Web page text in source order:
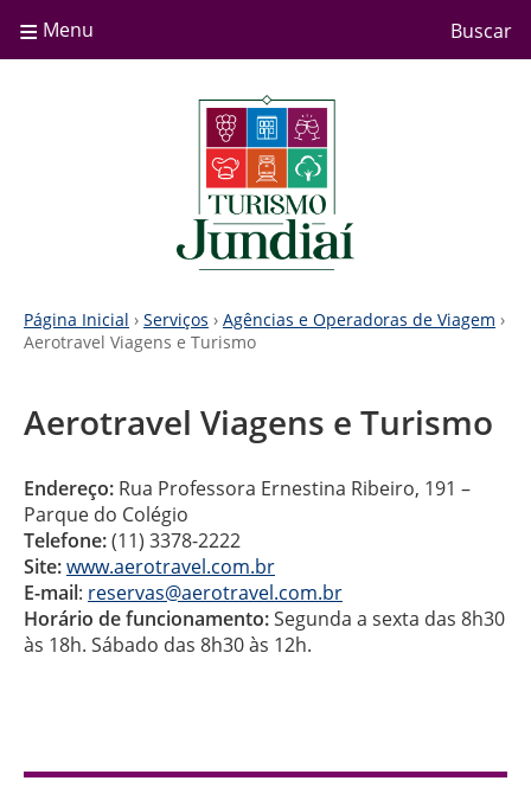
≡ Menu Buscar
Página Inicial › Serviços › Agências e Operadoras de Viagem ›
Aerotravel Viagens e Turismo
Aerotravel Viagens e Turismo
Endereço: Rua Professora Ernestina Ribeiro, 191 –
Parque do Colégio
Telefone:(11) 3378-2222
Site:www.aerotravel.com.br
E-mail: reservas@aerotravel.com.br
Horário de funcionamento:Segunda a sexta das 8h30
às 18h. Sábado das 8h30 às 12h.